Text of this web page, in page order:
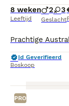
8 weken
Leeftijd
2 3
Geslacht
Id Geverifieerd
Boskoop
PRO